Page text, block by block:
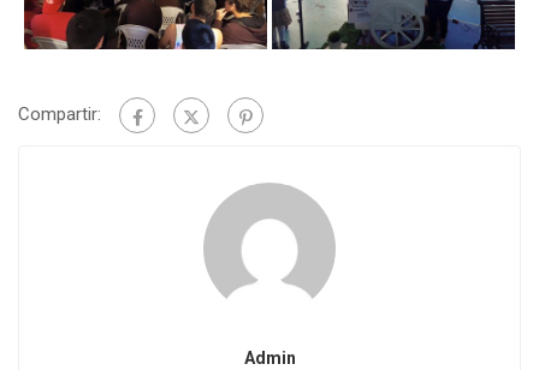
Compartir:
Admin